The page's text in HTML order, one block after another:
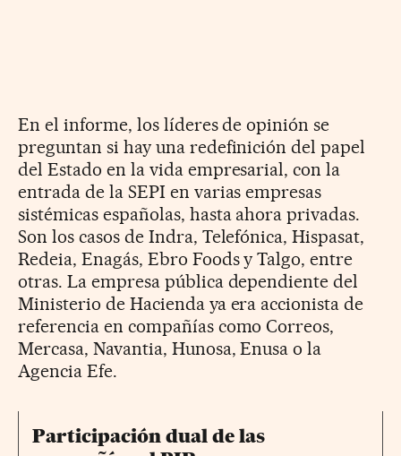
En el informe, los líderes de opinión se
preguntan si hay una redefinición del papel
del Estado en la vida empresarial, con la
entrada de la SEPI en varias empresas
sistémicas españolas, hasta ahora privadas.
Son los casos de Indra, Telefónica, Hispasat,
Redeia, Enagás, Ebro Foods y Talgo, entre
otras. La empresa pública dependiente del
Ministerio de Hacienda ya era accionista de
referencia en compañías como Correos,
Mercasa, Navantia, Hunosa, Enusa o la
Agencia Efe.
Participación dual de las